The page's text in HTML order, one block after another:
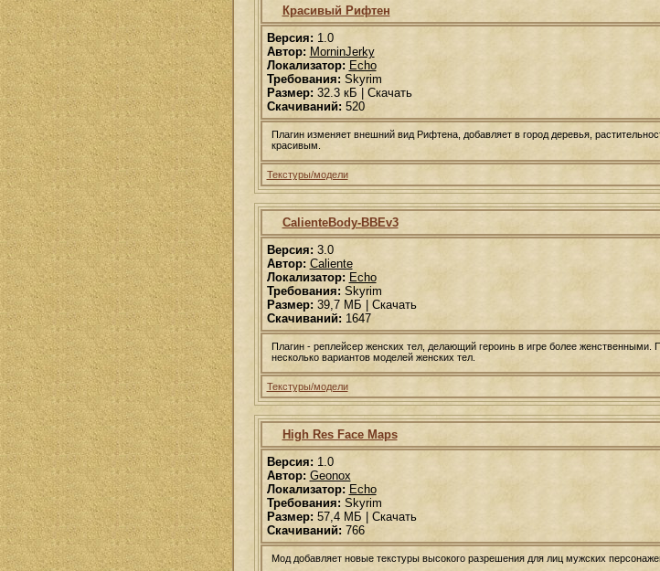
Красивый Рифтен
Версия: 1.0
Автор: MorninJerky
Локализатор: Echo
Требования: Skyrim
Размер: 32.3 кБ | Скачать
Скачиваний:520
Плагин изменяет внешний вид Рифтена, добавляет в город деревья,
красивым.
Текстуры/модели
CalienteBody-BBEv3
Версия: 3.0
Автор: Caliente
Локализатор: Echo
Требования: Skyrim
Размер: 39,7 МБ | Скачать
Скачиваний:1647
Плагин - реплейсер женских тел, делающий героинь в игре более
несколько вариантов моделей женских тел.
Текстуры/модели
High Res Face Maps
Версия: 1.0
Автор: Geonox
Локализатор: Echo
Требования: Skyrim
Размер: 57,4 МБ | Скачать
Скачиваний:766
Мод добавляет новые текстуры высокого разрешения для лиц мужских